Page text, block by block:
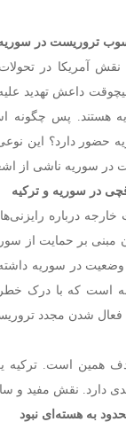
تروریست در
آمریکا در تحولات
داعش تهدید
هستند. پس چگونه
حضور دارد؟ این
سوریه ناشی از
در سوریه و ترکیه
درباره
مبنی بر حمایت از
در سوریه
است که با درک
فعال شدن مجدد
همین است. ترکیه
دارد. نقش مفید و
به هسته‌ای نبود